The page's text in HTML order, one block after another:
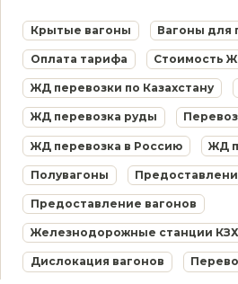
Крытые вагоны Вагоны для
Оплата тарифа Стоимость
ЖД перевозки по Казахстану
ЖД перевозка руды
ЖД перевозка в Россию ЖД
Полувагоны
Предоставление вагонов
Железнодорожные станции КЗХ
Дислокация вагонов